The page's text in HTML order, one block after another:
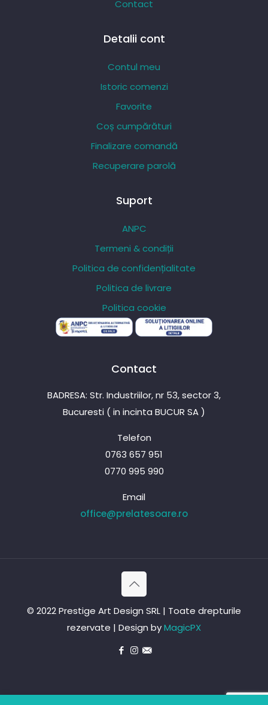
Contact
Detalii cont
Contul meu
Istoric comenzi
Favorite
Coș cumpărături
Finalizare comandă
Recuperare parolă
Suport
ANPC
Termeni & condiții
Politica de confidențialitate
Politica de livrare
Politica cookie
Contact
BADRESA: Str. Industriilor, nr 53, sector 3,
Bucuresti ( in incinta BUCUR SA )
Telefon
0763 657 951
0770 995 990
Email
office@prelatesoare.ro
© 2022 Prestige Art Design SRL | Toate drepturile
rezervate | Design byMagicPX